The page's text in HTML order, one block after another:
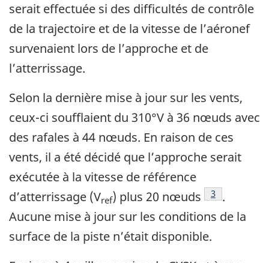
serait effectuée si des difficultés de contrôle
de la trajectoire et de la vitesse de l’aéronef
survenaient lors de l’approche et de
l’atterrissage.
Selon la dernière mise à jour sur les vents,
ceux-ci soufflaient du 310°V à 36 nœuds avec
des rafales à 44 nœuds. En raison de ces
vents, il a été décidé que l’approche serait
exécutée à la vitesse de référence
d’atterrissage (Vref) plus 20 nœuds 3 .
Aucune mise à jour sur les conditions de la
surface de la piste n’était disponible.